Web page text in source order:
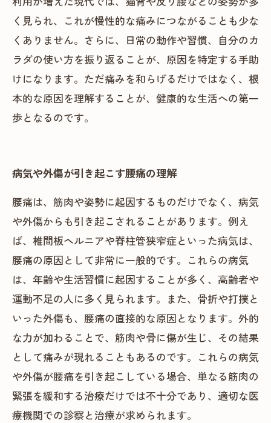
く見られ、これが慢性的な痛みにつながることも少な
くありません。さらに、日常の動作や習慣、自分のカ
ラダの使い方を振り返ることが、原因を特定する手助
けになります。ただ痛みを和らげるだけではなく、根
本的な原因を理解することが、健康的な生活への第一
歩となるのです。
病気や外傷が引き起こす腰痛の理解
腰痛は、筋肉や姿勢に起因するものだけでなく、病気
や外傷からも引き起こされることがあります。例え
ば、椎間板ヘルニアや脊柱管狭窄症といった病気は、
腰痛の原因として非常に一般的です。これらの病気
は、年齢や生活習慣に起因することが多く、高齢者や
運動不足の人に多く見られます。また、骨折や打撲と
いった外傷も、腰痛の直接的な原因となります。外的
な力が加わることで、筋肉や骨に傷が生じ、その結果
として痛みが現れることもあるのです。これらの病気
や外傷が腰痛を引き起こしている場合、単なる筋肉の
緊張を緩和する治療だけでは不十分であり、適切な医
療機関での診察と治療が求められます。